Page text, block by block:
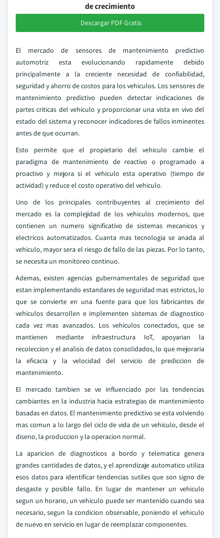
de crecimiento
Descargar PDF Gratis
El mercado de sensores de mantenimiento predictivo
automotriz esta evolucionando rapidamente debido
principalmente a la creciente necesidad de confiabilidad,
seguridad y ahorro de costos para los vehiculos. Los sensores de
mantenimiento predictivo pueden detectar indicaciones de
partes criticas del vehiculo y proporcionar una vista en vivo del
estado del sistema y reconocer indicadores de fallos inminentes
antes de que ocurran.
Esto permite que el propietario del vehiculo cambie el
paradigma de mantenimiento de reactivo o programado a
proactivo y mejora si el vehiculo esta operativo (tiempo de
actividad) y reduce el costo operativo del vehiculo.
Uno de los principales contribuyentes al crecimiento del
mercado es la complejidad de los vehiculos modernos, que
contienen un numero significativo de sistemas mecanicos y
electricos automatizados. Cuanta mas tecnologia se anada al
vehiculo, mayor sera el riesgo de fallo de las piezas. Por lo tanto,
se necesita un monitoreo continuo.
Ademas, existen agencias gubernamentales de seguridad que
estan implementando estandares de seguridad mas estrictos, lo
que se convierte en una fuente para que los fabricantes de
vehiculos desarrollen e implementen sistemas de diagnostico
cada vez mas avanzados. Los vehiculos conectados, que se
mantienen mediante infraestructura IoT, apoyarian la
recoleccion y el analisis de datos consolidados, lo que mejoraria
la eficacia y la velocidad del servicio de prediccion de
mantenimiento.
El mercado tambien se ve influenciado por las tendencias
cambiantes en la industria hacia estrategias de mantenimiento
basadas en datos. El mantenimiento predictivo se esta volviendo
mas comun a lo largo del ciclo de vida de un vehiculo, desde el
diseno, la produccion y la operacion normal.
La aparicion de diagnosticos a bordo y telematica genera
grandes cantidades de datos, y el aprendizaje automatico utiliza
esos datos para identificar tendencias sutiles que son signo de
desgaste y posible fallo. En lugar de mantener un vehiculo
segun un horario, un vehiculo puede ser mantenido cuando sea
necesario, segun la condicion observable, poniendo el vehiculo
de nuevo en servicio en lugar de reemplazar componentes.